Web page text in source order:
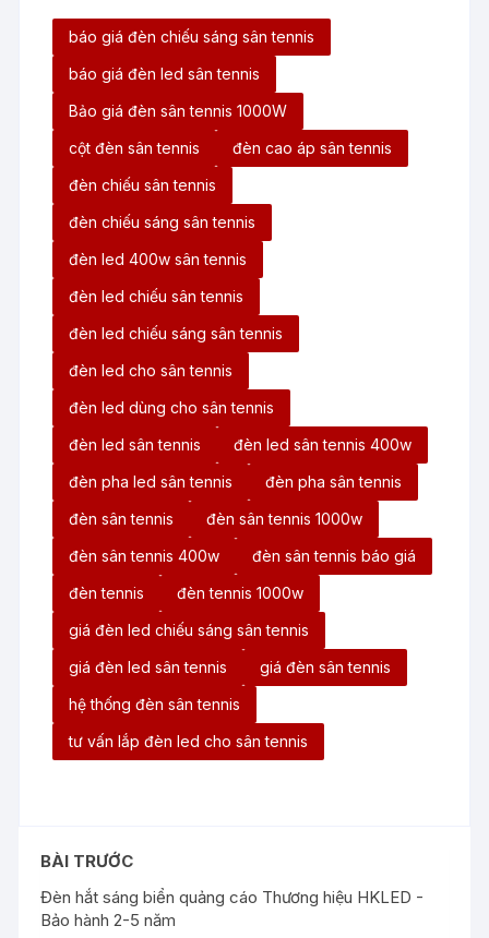
báo giá đèn chiếu sáng sân tennis
báo giá đèn led sân tennis
Bảo giá đèn sân tennis 1000W
cột đèn sân tennis
đèn cao áp sân tennis
đèn chiếu sân tennis
đèn chiếu sáng sân tennis
đèn led 400w sân tennis
đèn led chiếu sân tennis
đèn led chiếu sáng sân tennis
đèn led cho sân tennis
đèn led dùng cho sân tennis
đèn led sân tennis
đèn led sân tennis 400w
đèn pha led sân tennis
đèn pha sân tennis
đèn sân tennis
đèn sân tennis 1000w
đèn sân tennis 400w
đèn sân tennis báo giá
đèn tennis
đèn tennis 1000w
giá đèn led chiếu sáng sân tennis
giá đèn led sân tennis
giá đèn sân tennis
hệ thống đèn sân tennis
tư vấn lắp đèn led cho sân tennis
BÀI TRƯỚC
Đèn hắt sáng biển quảng cáo Thương hiệu HKLED -
Bảo hành 2-5 năm